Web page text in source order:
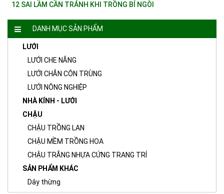
12 SAI LẦM CẦN TRÁNH KHI TRỒNG BÍ NGÒI
DANH MỤC SẢN PHẨM
LƯỚI
LƯỚI CHE NẮNG
LƯỚI CHẮN CÔN TRÙNG
LƯỚI NÔNG NGHIỆP
NHÀ KÍNH - LƯỚI
CHẬU
CHẬU TRỒNG LAN
CHẬU MỀM TRỒNG HOA
CHẬU TRẮNG NHỰA CỨNG TRANG TRÍ
SẢN PHẨM KHÁC
Dây thừng